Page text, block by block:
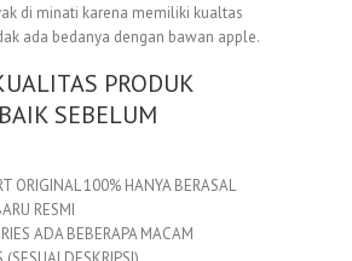
di minati karena memiliki kualtas
ada bedanya dengan bawan apple.
PRODUK
SEBELUM
ORIGINAL 100% HANYA BERASAL
RESMI
ADA BEBERAPA MACAM